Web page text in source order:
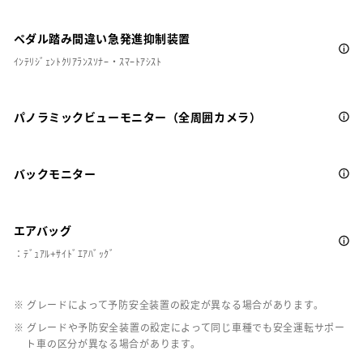
ペダル踏み間違い急発進抑制装置
ｲﾝﾃﾘｼﾞｪﾝﾄｸﾘｱﾗﾝｽｿﾅｰ・ｽﾏｰﾄｱｼｽﾄ
パノラミックビューモニター（全周囲カメラ）
バックモニター
エアバッグ
：ﾃﾞｭｱﾙ+ｻｲﾄﾞｴｱﾊﾞｯｸﾞ
※ グレードによって予防安全装置の設定が異なる場合があります。
※ グレードや予防安全装置の設定によって同じ車種でも安全運転サポー
ト車の区分が異なる場合があります。